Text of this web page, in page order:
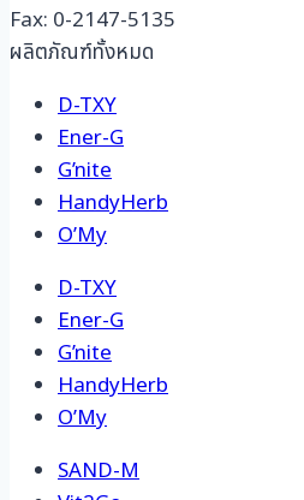
Fax: 0-2147-5135
ผลิตภัณฑ์ทั้งหมด
D-TXY
Ener-G
G’nite
HandyHerb
O’My
D-TXY
Ener-G
G’nite
HandyHerb
O’My
SAND-M